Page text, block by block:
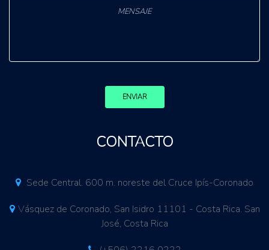
ENVIAR
CONTACTO
Sede Central. 600 m. noreste del Cruce Ipís-Coronado
Vásquez de Coronado, San Isidro 11101 - Costa Rica. San
José, Costa Rica